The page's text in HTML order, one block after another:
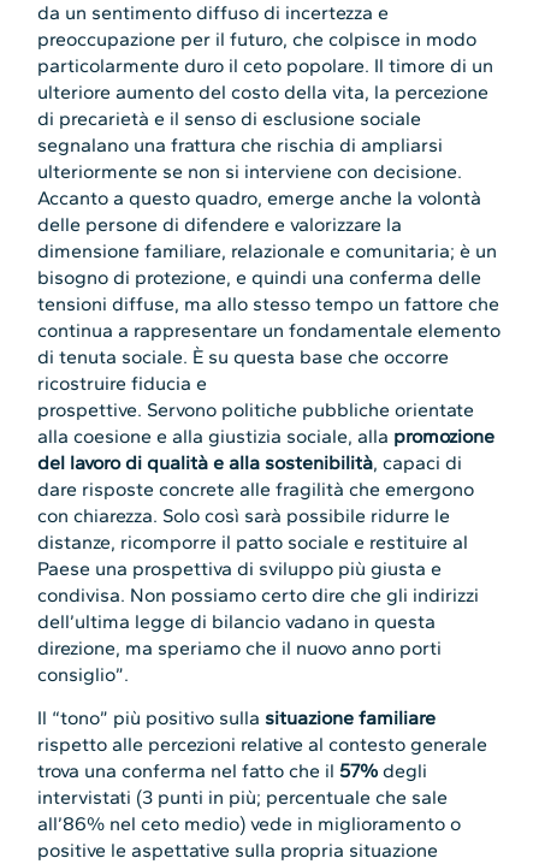
da un sentimento diffuso di incertezza e
preoccupazione per il futuro, che colpisce in modo
particolarmente duro il ceto popolare. Il timore di un
ulteriore aumento del costo della vita, la percezione
di precarietà e il senso di esclusione sociale
segnalano una frattura che rischia di ampliarsi
ulteriormente se non si interviene con decisione.
Accanto a questo quadro, emerge anche la volontà
delle persone di difendere e valorizzare la
dimensione familiare, relazionale e comunitaria; è un
bisogno di protezione, e quindi una conferma delle
tensioni diffuse, ma allo stesso tempo un fattore che
continua a rappresentare un fondamentale elemento
di tenuta sociale. È su questa base che occorre
ricostruire fiducia e
prospettive. Servono politiche pubbliche orientate
alla coesione e alla giustizia sociale, alla promozione
del lavoro di qualità e alla sostenibilità, capaci di
dare risposte concrete alle fragilità che emergono
con chiarezza. Solo così sarà possibile ridurre le
distanze, ricomporre il patto sociale e restituire al
Paese una prospettiva di sviluppo più giusta e
condivisa. Non possiamo certo dire che gli indirizzi
dell’ultima legge di bilancio vadano in questa
direzione, ma speriamo che il nuovo anno porti
consiglio”.
Il “tono” più positivo sulla situazione familiare
rispetto alle percezioni relative al contesto generale
trova una conferma nel fatto che il 57% degli
intervistati (3 punti in più; percentuale che sale
all’86% nel ceto medio) vede in miglioramento o
positive le aspettative sulla propria situazione